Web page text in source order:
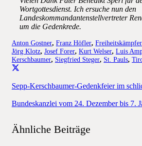
Wortgottesdienst. Ich ersuche nun den
Landeskommandantenstellvertreter
um die Gedenkrede.
Anton Gostner, Franz Höfler, Freiheitskämpfer
Jörg Klotz, Josef Forer, Kurt Welser, Luis
Kerschbaumer, Siegfried Steger, St. Pauls,
Sepp-Kerschbaumer-Gedenkfeier im
Bundeskanzlei vom 24. Dezember bis 7.
Ähnliche Beiträge